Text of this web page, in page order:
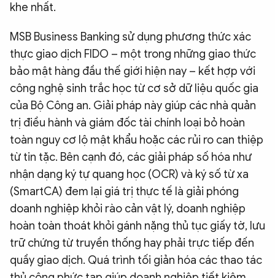
khe nhất.
MSB Business Banking sử dụng phương thức xác
thực giao dịch FIDO – một trong những giao thức
bảo mật hàng đầu thế giới hiện nay – kết hợp với
công nghệ sinh trắc học từ cơ sở dữ liệu quốc gia
của Bộ Công an. Giải pháp này giúp các nhà quản
trị điều hành và giám đốc tài chính loại bỏ hoàn
toàn nguy cơ lộ mật khẩu hoặc các rủi ro can thiệp
từ tin tặc. Bên cạnh đó, các giải pháp số hóa như
nhận dạng ký tự quang học (OCR) và ký số từ xa
(SmartCA) đem lại giá trị thực tế là giải phóng
doanh nghiệp khỏi rào cản vật lý, doanh nghiệp
hoàn toàn thoát khỏi gánh nặng thủ tục giấy tờ, lưu
trữ chứng từ truyền thống hay phải trực tiếp đến
quầy giao dịch. Quá trình tối giản hóa các thao tác